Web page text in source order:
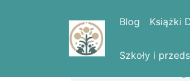
Blog Książki
Szkoły i